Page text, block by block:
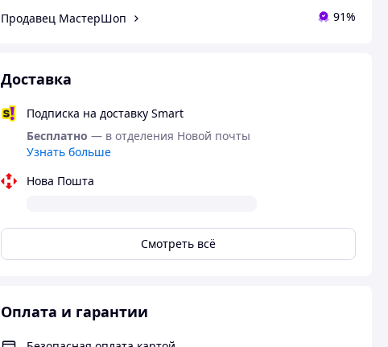
Продавец МастерШоп 91%
Доставка
Подписка на доставку Smart
Бесплатно — в отделения Новой почты
Узнать больше
Нова Пошта
Смотреть всё
Оплата и гарантии